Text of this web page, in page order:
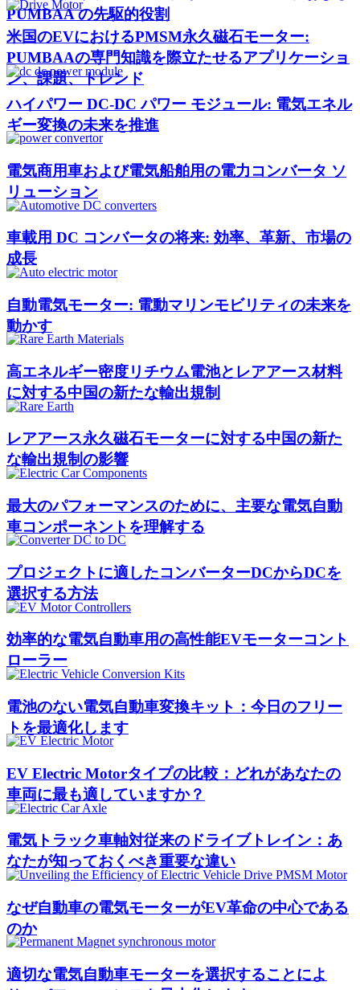
PUMBAA の先駆的役割
米国のEVにおけるPMSM永久磁石モーター:
PUMBAAの専門知識を際立たせるアプリケーショ
ン、課題、トレンド
ハイパワー DC-DC パワー モジュール: 電気エネル
ギー変換の未来を推進
電気商用車および電気船舶用の電力コンバータ ソ
リューション
車載用 DC コンバータの将来: 効率、革新、市場の
成長
自動電気モーター: 電動マリンモビリティの未来を
動かす
高エネルギー密度リチウム電池とレアアース材料
に対する中国の新たな輸出規制
レアアース永久磁石モーターに対する中国の新た
な輸出規制の影響
最大のパフォーマンスのために、主要な電気自動
車コンポーネントを理解する
プロジェクトに適したコンバーターDCからDCを
選択する方法
効率的な電気自動車用の高性能EVモーターコント
ローラー
電池のない電気自動車変換キット：今日のフリー
トを最適化します
EV Electric Motorタイプの比較：どれがあなたの
車両に最も適していますか？
電気トラック車軸対従来のドライブトレイン：あ
なたが知っておくべき重要な違い
なぜ自動車の電気モーターがEV革命の中心である
のか
適切な電気自動車モーターを選択することによ